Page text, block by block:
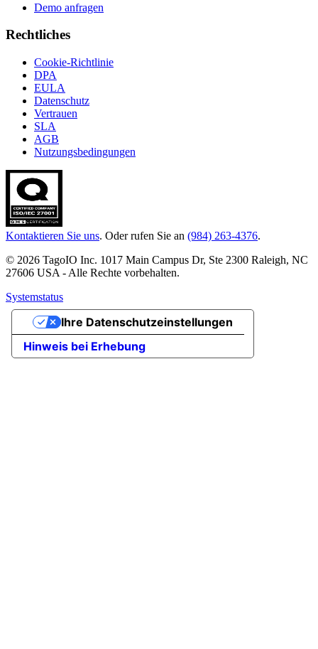
Demo anfragen
Rechtliches
Cookie-Richtlinie
DPA
EULA
Datenschutz
Vertrauen
SLA
AGB
Nutzungsbedingungen
Kontaktieren Sie uns. Oder rufen Sie an (984) 263-4376.
© 2026 TagoIO Inc. 1017 Main Campus Dr, Ste 2300 Raleigh, NC
27606 USA - Alle Rechte vorbehalten.
Systemstatus
Hinweis bei Erhebung
Ihre Datenschutzeinstellungen